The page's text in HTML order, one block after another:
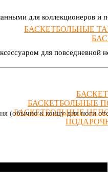
БАСКЕТБОЛЬНЫЕ
БАСКЕТБОЛЬНЫЕ
БАСКЕТБОЛЬНЫЕ
для коллекционеров и
для повседневной
(обычно к концу дня ноги